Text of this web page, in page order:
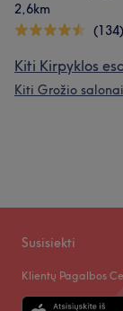
2,6km
(134)
Kiti Kirpyklos
Kiti Grožio
Susisiekti
Klientų Pagalbos